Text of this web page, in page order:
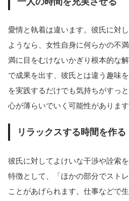
愛情と執着は違います。彼氏に対
ようなら、女性自身に何らかの不
満に目をむけないかぎり根本的な
で成果を出す、彼氏とは違う趣味
を実践するだけでも気持ちがすっ
心が薄らいでいく可能性があります
リラックスする時間を作る
彼氏に対してよけいな干渉や詮索
特徴として、「ほかの部分でスト
ことがあげられます。仕事などで